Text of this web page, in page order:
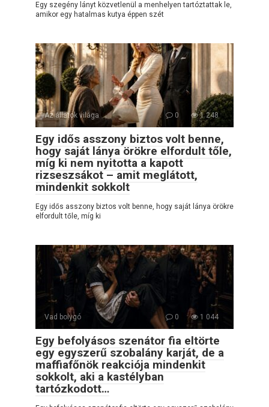
Egy szegény lányt közvetlenül a menhelyen tartóztattak le,
amikor egy hatalmas kutya éppen szét
Az állatok világa 0 1 248
Egy idős asszony biztos volt benne,
hogy saját lánya örökre elfordult tőle,
míg ki nem nyitotta a kapott
rizseszsákot – amit meglátott,
mindenkit sokkolt
Egy idős asszony biztos volt benne, hogy saját lánya örökre
elfordult tőle, míg ki
Vad bolygó 0 1 044
Egy befolyásos szenátor fia eltörte
egy egyszerű szobalány karját, de a
maffiafőnök reakciója mindenkit
sokkolt, aki a kastélyban
tartózkodott…